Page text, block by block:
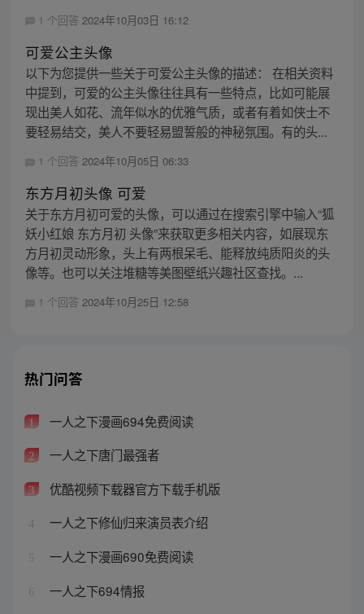
1 个回答 2024年10月03日 16:12
可爱公主头像
以下为您提供一些关于可爱公主头像的描述： 在相关资料
中提到，可爱的公主头像往往具有一些特点，比如可能展
现出美人如花、流年似水的优雅气质，或者有着如侠士不
要轻易结交，美人不要轻易盟誓般的神秘氛围。有的头...
1 个回答 2024年10月05日 06:33
东方月初头像 可爱
关于东方月初可爱的头像，可以通过在搜索引擎中输入“狐
妖小红娘 东方月初 头像”来获取更多相关内容，如展现东
方月初灵动形象，头上有两根呆毛、能释放纯质阳炎的头
像等。也可以关注堆糖等美图壁纸兴趣社区查找。...
1 个回答 2024年10月25日 12:58
热门问答
1 一人之下漫画694免费阅读
2 一人之下唐门最强者
3 优酷视频下载器官方下载手机版
4 一人之下修仙归来演员表介绍
5 一人之下漫画690免费阅读
6 一人之下694情报